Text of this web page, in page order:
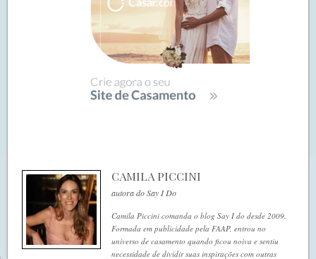
CAMILA PICCINI
autora do Say I Do
Camila Piccini comanda o blog Say I do desde 2009.
Formada em publicidade pela FAAP, entrou no
universo de casamento quando ficou noiva e sentiu
necessidade de dividir suas inspirações com outras